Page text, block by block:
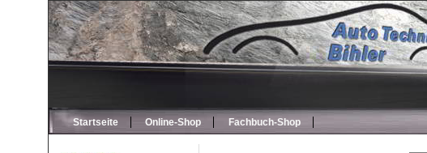
Startseite Online-Shop Fachbuch-Shop